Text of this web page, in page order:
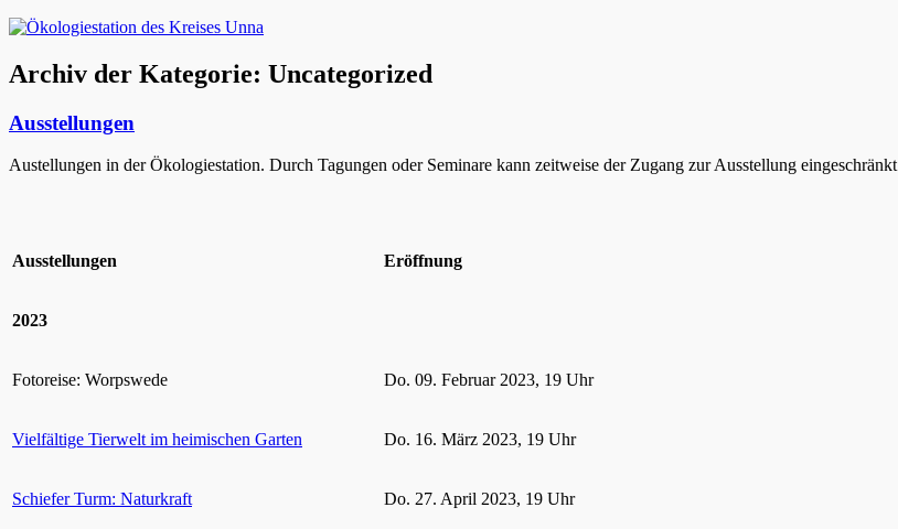
Archiv der Kategorie: Uncategorized
Ausstellungen
Austellungen in der Ökologiestation. Durch Tagungen oder Seminare kann zeitweise der Zugang zur Ausstellung
Ausstellungen Eröffnung
2023
Fotoreise: Worpswede Do. 09. Februar 2023, 19 Uhr
Vielfältige Tierwelt im heimischen Garten Do. 16. März 2023, 19 Uhr
Schiefer Turm: Naturkraft Do. 27. April 2023, 19 Uhr